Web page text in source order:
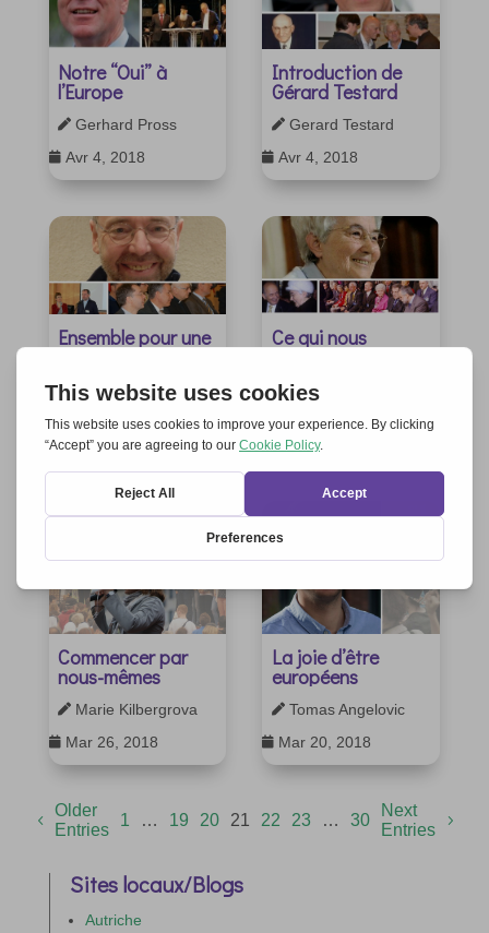
Notre “Oui” à
l’Europe
 Gerhard Pross
 Avr 4, 2018
Introduction de
Gérard Testard
 Gerard Testard
 Avr 4, 2018
Ensemble pour une
 Avr 4, 2018
Ce qui nous
 Chiara Lubich
 Avr 4, 2018
Commencer par
nous-mêmes
 Marie Kilbergrova
 Mar 26, 2018
La joie d’être
européens
 Tomas Angelovic
 Mar 20, 2018
Older
Entries
1 … 19 20 21 22 23 … 30
Next
Entries
Sites locaux/Blogs
Autriche